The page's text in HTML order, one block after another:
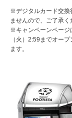
※デジタルカード交換
ませんので、ご了承く
※キャンペーンページ
（火）2:59までオー
ます。